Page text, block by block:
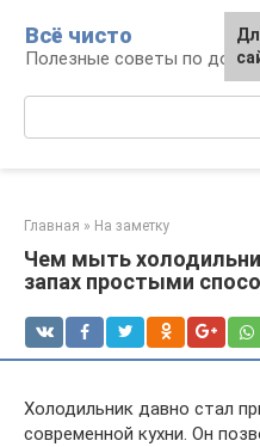
контенту
Всё чисто
Полезные советы по
Главная » На заметку
Чем мыть
запах простыми
Холодильник давно стал
современной кухни. Он